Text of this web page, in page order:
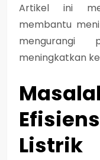
Artikel ini
membantu
mengurangi
meningkatkan
Listrik